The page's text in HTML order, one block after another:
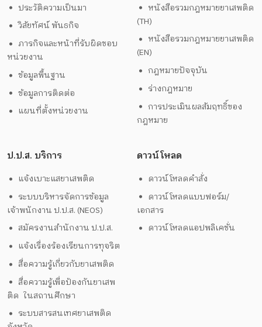
ประวัติความเป็นมา
วิสัยทัศน์ พันธกิจ
ภารกิจและหน้าที่รับผิดชอบ
หน่วยงาน
ข้อมูลพื้นฐาน
ข้อมูลการติดต่อ
แผนที่ตั้งหน่วยงาน
หนังสือรวมกฎหมายยาเสพติด
(TH)
หนังสือรวมกฎหมายยาเสพติด
(EN)
กฎหมายปัจจุบัน
ร่างกฎหมาย
การประเมินผลสัมฤทธิ์ของ
กฎหมาย
ป.ป.ส. บริการ
แจ้งเบาะแสยาเสพติด
ระบบบริหารจัดการข้อมูล
เจ้าพนักงาน ป.ป.ส. (NEOS)
สมัครงานสำนักงาน ป.ป.ส.
แจ้งเรื่องร้องเรียนการทุจริต
สื่อความรู้เกี่ยวกับยาเสพติด
สื่อความรู้เพื่อป้องกันยาเสพ
ติด ในสถานศึกษา
ระบบสารสนเทศยาเสพติด
ดาวน์โหลด
ดาวน์โหลดคำสั่ง
ดาวน์โหลดแบบฟอร์ม/
เอกสาร
ดาวน์โหลดแอปพลิเคชั่น